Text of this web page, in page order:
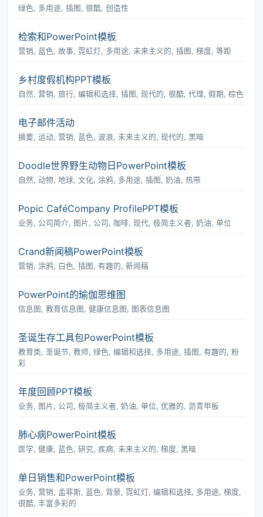
绿色, 多用途, 插图, 很酷, 创造性
检索和PowerPoint模板
营销, 蓝色, 故事, 霓虹灯, 多用途, 未来主义的, 插图, 梯度, 等距
乡村度假机构PPT模板
自然, 营销, 旅行, 编辑和选择, 插图, 现代的, 很酷, 代理, 假期, 棕色
电子邮件活动
摘要, 运动, 营销, 蓝色, 波浪, 未来主义的, 现代的, 黑暗
Doodle世界野生动物日PowerPoint模板
自然, 动物, 地球, 文化, 涂鸦, 多用途, 插图, 奶油, 热带
Popic CaféCompany ProfilePPT模板
业务, 公司简介, 图片, 公司, 咖啡, 现代, 极简主义者, 奶油, 单位
Crand新闻稿PowerPoint模板
营销, 涂鸦, 白色, 插图, 有趣的, 新闻稿
PowerPoint的瑜伽思维图
信息图, 教育信息图, 健康信息图, 图表信息图
圣诞生存工具包PowerPoint模板
教育类, 圣诞节, 教师, 绿色, 编辑和选择, 多用途, 插图, 有趣的, 粉
彩
年度回顾PPT模板
业务, 图片, 公司, 极简主义者, 奶油, 单位, 优雅的, 沥青甲板
肺心病PowerPoint模板
医学, 健康, 蓝色, 研究, 疾病, 未来主义的, 梯度, 黑暗
单日销售和PowerPoint模板
业务, 营销, 孟菲斯, 蓝色, 背景, 霓虹灯, 编辑和选择, 多用途, 梯度,
很酷, 丰富多彩的